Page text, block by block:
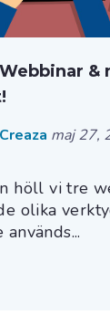
&
Creaza maj 27,
höll vi tre
olika